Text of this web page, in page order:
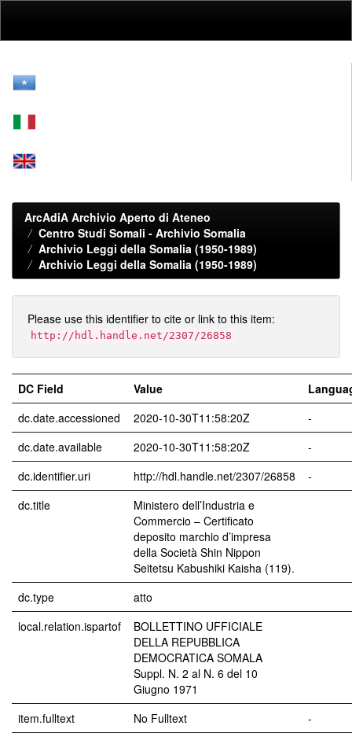
ArcAdiA Archivio Aperto di Ateneo
Centro Studi Somali - Archivio Somalia
Archivio Leggi della Somalia (1950-1989)
Archivio Leggi della Somalia (1950-1989)
Please use this identifier to cite or link to this item:
http://hdl.handle.net/2307/26858
DC Field Value
dc.date.accessioned
2020-10-30T11:58:20Z
-
dc.date.available
2020-10-30T11:58:20Z
-
dc.identifier.uri
http://hdl.handle.net/2307/26858
-
dc.title
Ministero dell’Industria e
Commercio – Certificato
deposito marchio d’impresa
della Società Shin Nippon
Seitetsu Kabushiki Kaisha (119).
dc.type
atto
local.relation.ispartof
BOLLETTINO UFFICIALE
DELLA REPUBBLICA
DEMOCRATICA SOMALA
Suppl. N. 2 al N. 6 del 10
Giugno 1971
item.fulltext
No Fulltext
-